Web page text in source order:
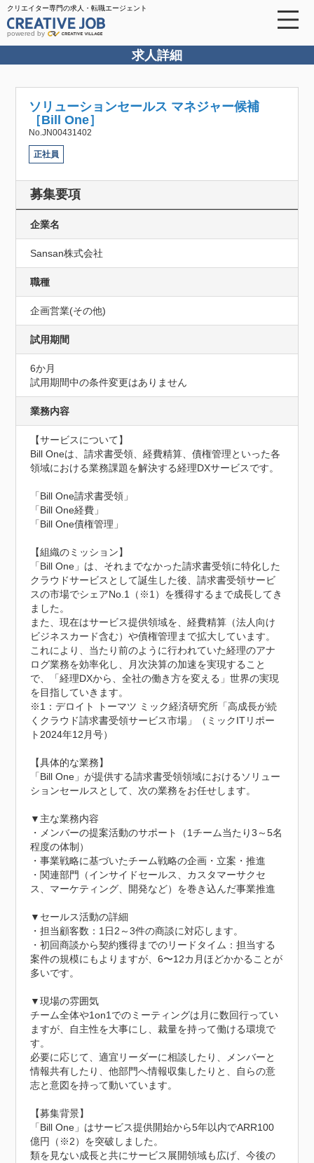
クリエイター専門の求人・転職エージェント
powered by
求人詳細
ソリューションセールス マネジャー候補
［Bill One］
No.JN00431402
正社員
募集要項
企業名
Sansan株式会社
職種
企画営業(その他)
試用期間
6か月
試用期間中の条件変更はありません
業務内容
【サービスについて】
Bill Oneは、請求書受領、経費精算、債権管理といった各
領域における業務課題を解決する経理DXサービスです。
「Bill One請求書受領」
「Bill One経費」
「Bill One債権管理」
【組織のミッション】
「Bill One」は、それまでなかった請求書受領に特化した
クラウドサービスとして誕生した後、請求書受領サービ
スの市場でシェアNo.1（※1）を獲得するまで成長してき
ました。
また、現在はサービス提供領域を、経費精算（法人向け
ビジネスカード含む）や債権管理まで拡大しています。
これにより、当たり前のように行われていた経理のアナ
ログ業務を効率化し、月次決算の加速を実現すること
で、「経理DXから、全社の働き方を変える」世界の実現
を目指していきます。
※1：デロイト トーマツ ミック経済研究所「高成長が続
くクラウド請求書受領サービス市場」（ミックITリポー
ト2024年12月号）
【具体的な業務】
「Bill One」が提供する請求書受領領域におけるソリュー
ションセールスとして、次の業務をお任せします。
▼主な業務内容
・メンバーの提案活動のサポート（1チーム当たり3～5名
程度の体制）
・事業戦略に基づいたチーム戦略の企画・立案・推進
・関連部門（インサイドセールス、カスタマーサクセ
ス、マーケティング、開発など）を巻き込んだ事業推進
▼セールス活動の詳細
・担当顧客数：1日2～3件の商談に対応します。
・初回商談から契約獲得までのリードタイム：担当する
案件の規模にもよりますが、6〜12カ月ほどかかることが
多いです。
▼現場の雰囲気
チーム全体や1on1でのミーティングは月に数回行ってい
ますが、自主性を大事にし、裁量を持って働ける環境で
す。
必要に応じて、適宜リーダーに相談したり、メンバーと
情報共有したり、他部門へ情報収集したりと、自らの意
志と意図を持って動いています。
【募集背景】
「Bill One」はサービス提供開始から5年以内でARR100
億円（※2）を突破しました。
類を見ない成長と共にサービス展開領域も広げ、今後の